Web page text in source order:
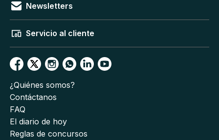
Newsletters
Servicio al cliente
¿Quiénes somos?
Contáctanos
FAQ
El diario de hoy
Reglas de concursos